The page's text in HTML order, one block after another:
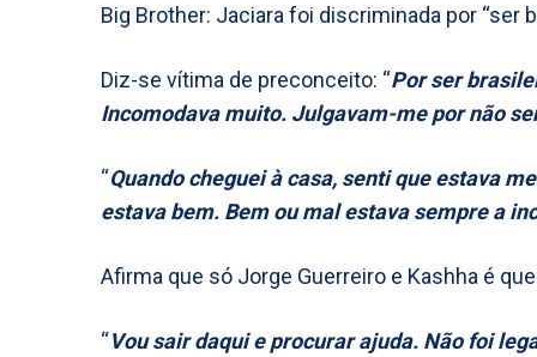
Big Brother: Jaciara foi discriminada por “ser
Diz-se vítima de preconceito: “Por ser
Incomodava muito. Julgavam-me por não
“Quando cheguei à casa, senti que estava
estava bem. Bem ou mal estava sempre a
Afirma que só Jorge Guerreiro e Kashha é
“Vou sair daqui e procurar ajuda. Não foi